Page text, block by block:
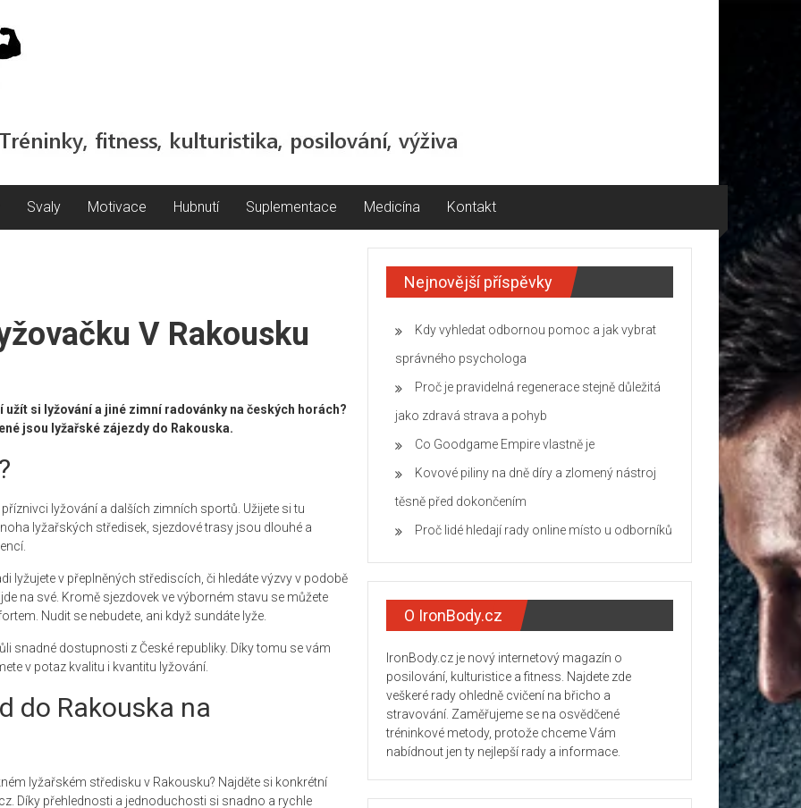
Svaly Motivace Hubnutí Suplementace Medicína Kontakt
V Rakousku
si lyžování a jiné zimní radovánky na českých horách?
jsou lyžařské zájezdy do Rakouska.
lyžování a dalších zimních sportů. Užijete si tu
lyžařských středisek, sjezdové trasy jsou dlouhé a
lyžujete v přeplněných střediscích, či hledáte výzvy v podobě
na své. Kromě sjezdovek ve výborném stavu se můžete
Nudit se nebudete, ani když sundáte lyže.
snadné dostupnosti z České republiky. Díky tomu se vám
v potaz kvalitu i kvantitu lyžování.
do Rakouska na
lyžařském středisku v Rakousku? Najděte si konkrétní
Díky přehlednosti a jednoduchosti si snadno a rychle
Nejnovější příspěvky
Kdy vyhledat odbornou pomoc a jak vybrat
správného psychologa
Proč je pravidelná regenerace stejně důležitá
jako zdravá strava a pohyb
Co Goodgame Empire vlastně je
Kovové piliny na dně díry a zlomený nástroj
těsně před dokončením
Proč lidé hledají rady online místo u odborníků
O IronBody.cz
IronBody.cz je nový internetový magazín o
posilování, kulturistice a fitness. Najdete zde
veškeré rady ohledně cvičení na břicho a
stravování. Zaměřujeme se na osvědčené
tréninkové metody, protože chceme Vám
nabídnout jen ty nejlepší rady a informace.